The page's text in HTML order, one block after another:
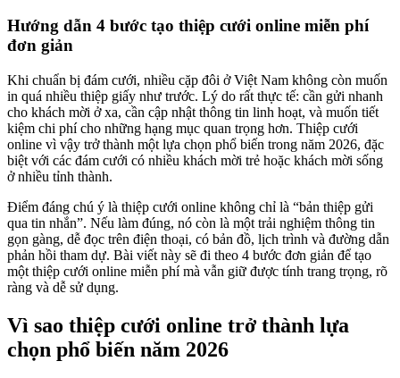
Hướng dẫn 4 bước tạo thiệp cưới online miễn phí
đơn giản
Khi chuẩn bị đám cưới, nhiều cặp đôi ở Việt Nam không còn muốn
in quá nhiều thiệp giấy như trước. Lý do rất thực tế: cần gửi nhanh
cho khách mời ở xa, cần cập nhật thông tin linh hoạt, và muốn tiết
kiệm chi phí cho những hạng mục quan trọng hơn. Thiệp cưới
online vì vậy trở thành một lựa chọn phổ biến trong năm 2026, đặc
biệt với các đám cưới có nhiều khách mời trẻ hoặc khách mời sống
ở nhiều tỉnh thành.
Điểm đáng chú ý là thiệp cưới online không chỉ là “bản thiệp gửi
qua tin nhắn”. Nếu làm đúng, nó còn là một trải nghiệm thông tin
gọn gàng, dễ đọc trên điện thoại, có bản đồ, lịch trình và đường dẫn
phản hồi tham dự. Bài viết này sẽ đi theo 4 bước đơn giản để tạo
một thiệp cưới online miễn phí mà vẫn giữ được tính trang trọng, rõ
ràng và dễ sử dụng.
Vì sao thiệp cưới online trở thành lựa
chọn phổ biến năm 2026